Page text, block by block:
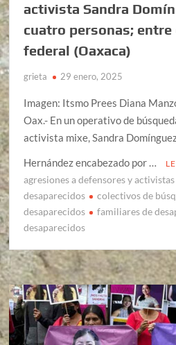
activista Sandra
cuatro personas;
federal (Oaxaca)
grieta 29 enero, 2025
Imagen: Itsmo Prees Diana
Oax.- En un operativo de
activista mixe, Sandra
Hernández encabezado por …
agresiones a defensores y activistas
desaparecidos
colectivos de
desaparecidos
familiares de
desaparecidos